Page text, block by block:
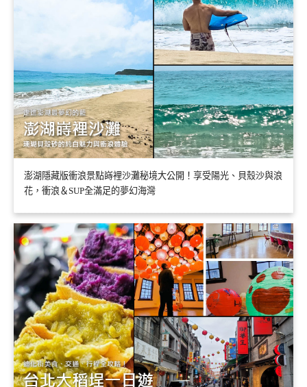
澎湖隱藏版衝浪景點嵵裡沙灘秘境大公開！享受陽光、貝殼沙與浪
花，衝浪＆SUP全滿足的夢幻海灣